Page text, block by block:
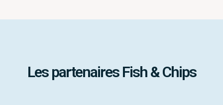
Les partenaires Fish & Chips